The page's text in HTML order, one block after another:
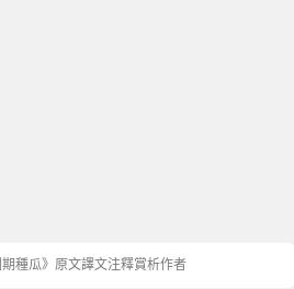
期種瓜》原文譯文注釋賞析作者